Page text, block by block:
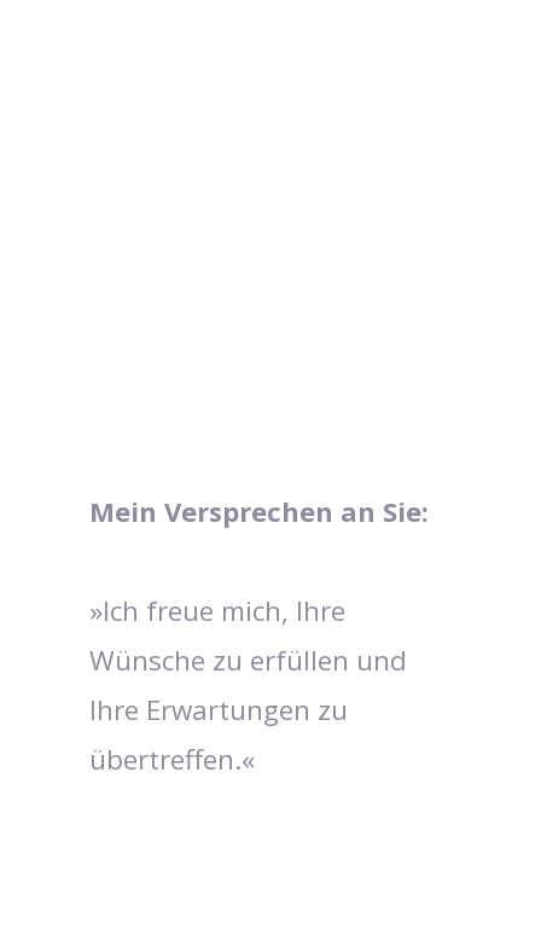
Mein Versprechen an Sie:
»Ich freue mich, Ihre
Wünsche zu erfüllen und
Ihre Erwartungen zu
übertreffen.«